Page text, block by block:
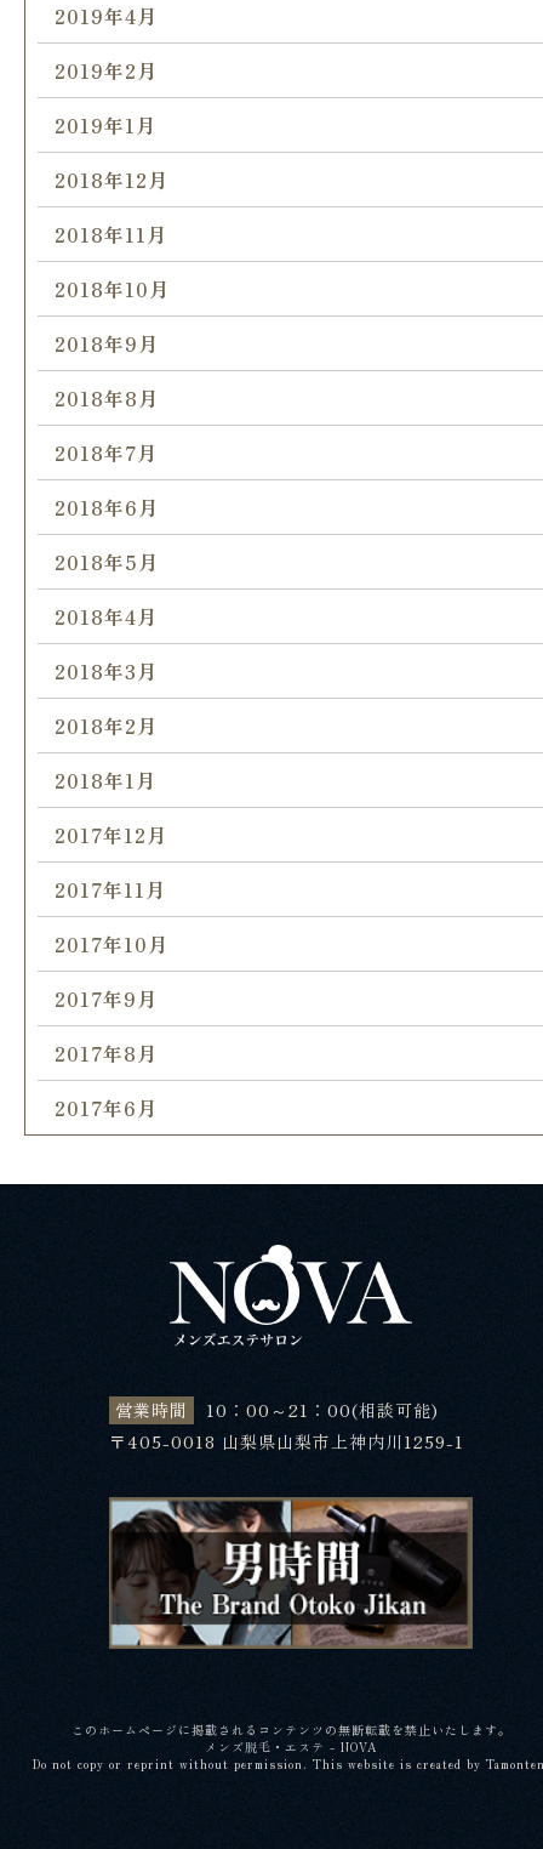
2019年4月
2019年2月
2019年1月
2018年12月
2018年11月
2018年10月
2018年9月
2018年8月
2018年7月
2018年6月
2018年5月
2018年4月
2018年3月
2018年2月
2018年1月
2017年12月
2017年11月
2017年10月
2017年9月
2017年8月
2017年6月
営業時間
10：00～21：00(相談可能)
〒405-0018 山梨県山梨市上神内川1259-1
このホームページに掲載されるコンテンツの無断転載を禁止いたします。
メンズ脱毛・エステ - NOVA
Do not copy or reprint without permission. This website is created by